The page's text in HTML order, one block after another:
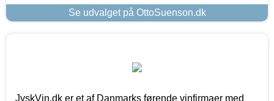
Se udvalget på OttoSuenson.dk
JyskVin.dk er et af Danmarks førende vinfirmaer med